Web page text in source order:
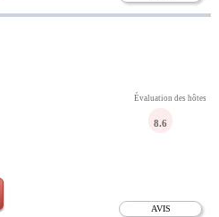
AVIS
Évaluation des hôtes
8.6